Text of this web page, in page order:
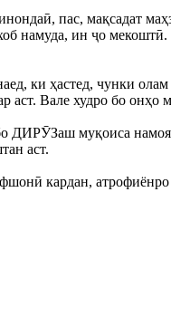
пас, мақсадат
намуда, ин ҷо
ки ҳастед, чунки
аст. Вале худро бо
муқоиса
аст.
кардан, атрофиёнро